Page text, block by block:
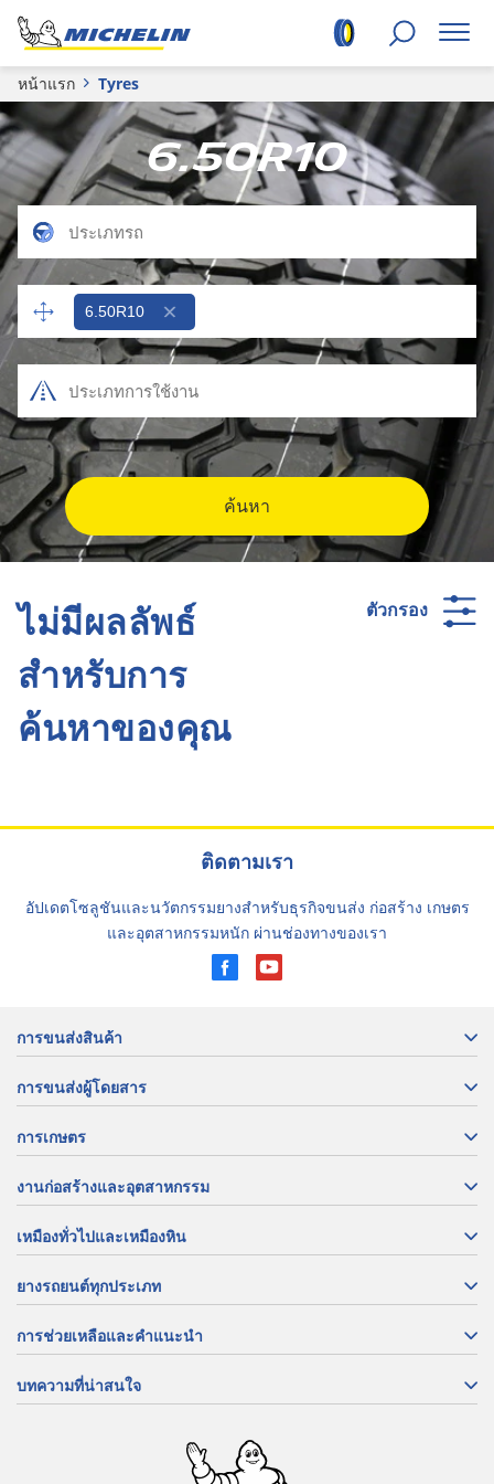
หน้าแรก Tyres
6.50R10
6.50R10
ค้นหา
ตัวกรอง
ไม่มีผลลัพธ์
สำหรับการ
ค้นหาของคุณ
ติดตามเรา
อัปเดตโซลูชันและนวัตกรรมยางสำหรับธุรกิจขนส่ง ก่อสร้าง เกษตร
และอุตสาหกรรมหนัก ผ่านช่องทางของเรา
การขนส่งสินค้า
การขนส่งผู้โดยสาร
การเกษตร
งานก่อสร้างและอุตสาหกรรม
เหมืองทั่วไปและเหมืองหิน
ยางรถยนต์ทุกประเภท
การช่วยเหลือและคำแนะนำ
บทความที่น่าสนใจ